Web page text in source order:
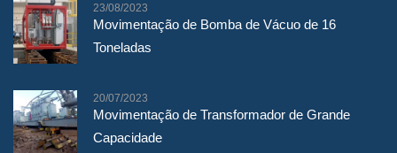
23/08/2023
Movimentação de Bomba de Vácuo de 16
Toneladas
20/07/2023
Movimentação de Transformador de Grande
Capacidade